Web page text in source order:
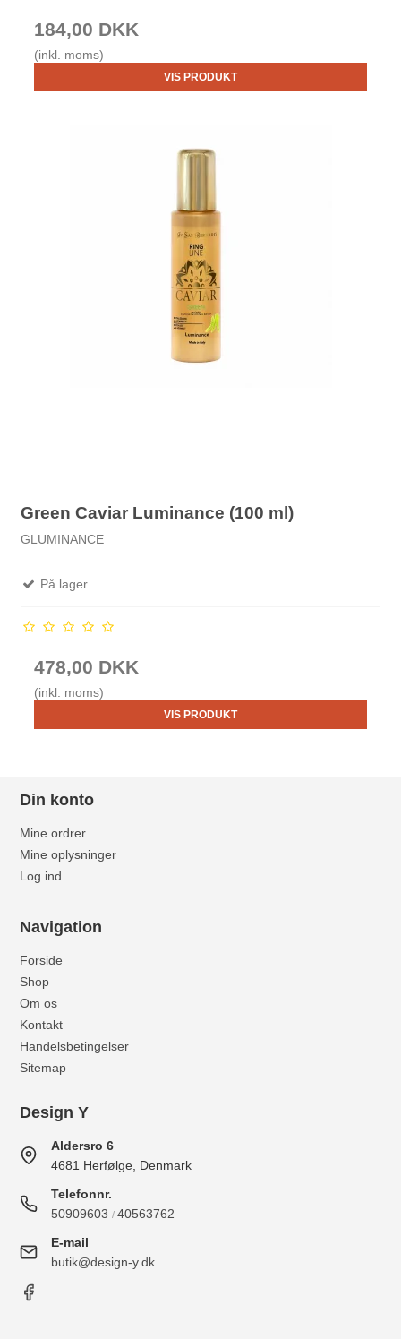
184,00 DKK
(inkl. moms)
VIS PRODUKT
Green Caviar Luminance (100 ml)
GLUMINANCE
På lager
478,00 DKK
(inkl. moms)
VIS PRODUKT
Din konto
Mine ordrer
Mine oplysninger
Log ind
Navigation
Forside
Shop
Om os
Kontakt
Handelsbetingelser
Sitemap
Design Y
Aldersro 6
4681 Herfølge, Denmark
Telefonnr.
50909603 /40563762
E-mail
butik@design-y.dk